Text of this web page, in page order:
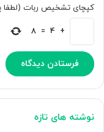
کپچای تشخیص ربات (لطفا
+
4
=
8
نوشته های تازه